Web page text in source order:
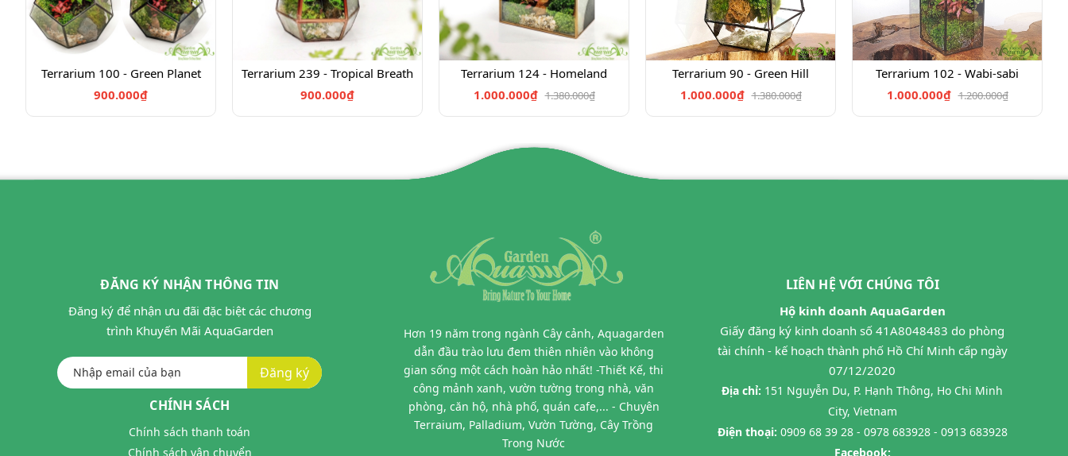
Terrarium 100 - Green Planet
900.000₫
Terrarium 239 - Tropical Breath
900.000₫
Terrarium 124 - Homeland
1.000.000₫ 1.380.000₫
Terrarium 90 - Green Hill
1.000.000₫ 1.380.000₫
Terrarium 102 - Wabi-sabi
1.000.000₫ 1.200.000₫
ĐĂNG KÝ NHẬN THÔNG TIN
Đăng ký để nhận ưu đãi đặc biệt các chương
trình Khuyến Mãi AquaGarden
Đăng ký
CHÍNH SÁCH
Chính sách thanh toán
Chính sách vận chuyển
Hơn 19 năm trong ngành Cây cảnh, Aquagarden
dẫn đầu trào lưu đem thiên nhiên vào không
gian sống một cách hoàn hảo nhất! -Thiết Kế, thi
công mảnh xanh, vườn tường trong nhà, văn
phòng, căn hộ, nhà phố, quán cafe,... - Chuyên
Terraium, Palladium, Vườn Tường, Cây Trồng
Trong Nước
LIÊN HỆ VỚI CHÚNG TÔI
Hộ kinh doanh AquaGarden
Giấy đăng ký kinh doanh số 41A8048483 do phòng
tài chính - kế hoạch thành phố Hồ Chí Minh cấp ngày
07/12/2020
Địa chỉ: 151 Nguyễn Du, P. Hạnh Thông, Ho Chi Minh
City, Vietnam
Điện thoại: 0909 68 39 28 - 0978 683928 - 0913 683928
Facebook: